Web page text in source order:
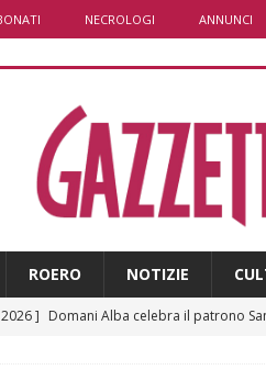
NECROLOGI ANNUNCI
ROERO NOTIZIE
] Domani Alba celebra il patrono